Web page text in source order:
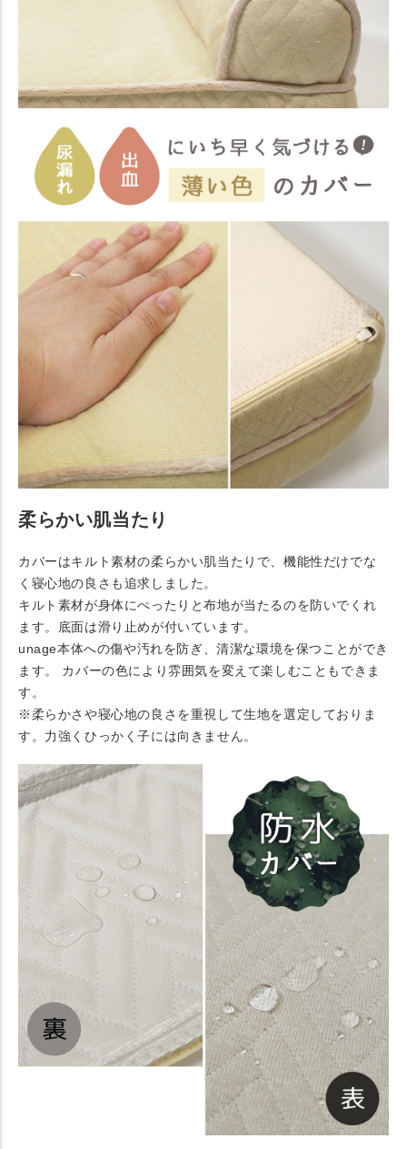
柔らかい肌当たり
カバーはキルト素材の柔らかい肌当たりで、機能性だけでな
く寝心地の良さも追求しました。
キルト素材が身体にぺったりと布地が当たるのを防いでくれ
ます。底面は滑り止めが付いています。
unage本体への傷や汚れを防ぎ、清潔な環境を保つことができ
ます。 カバーの色により雰囲気を変えて楽しむこともできま
す。
※柔らかさや寝心地の良さを重視して生地を選定しておりま
す。力強くひっかく子には向きません。